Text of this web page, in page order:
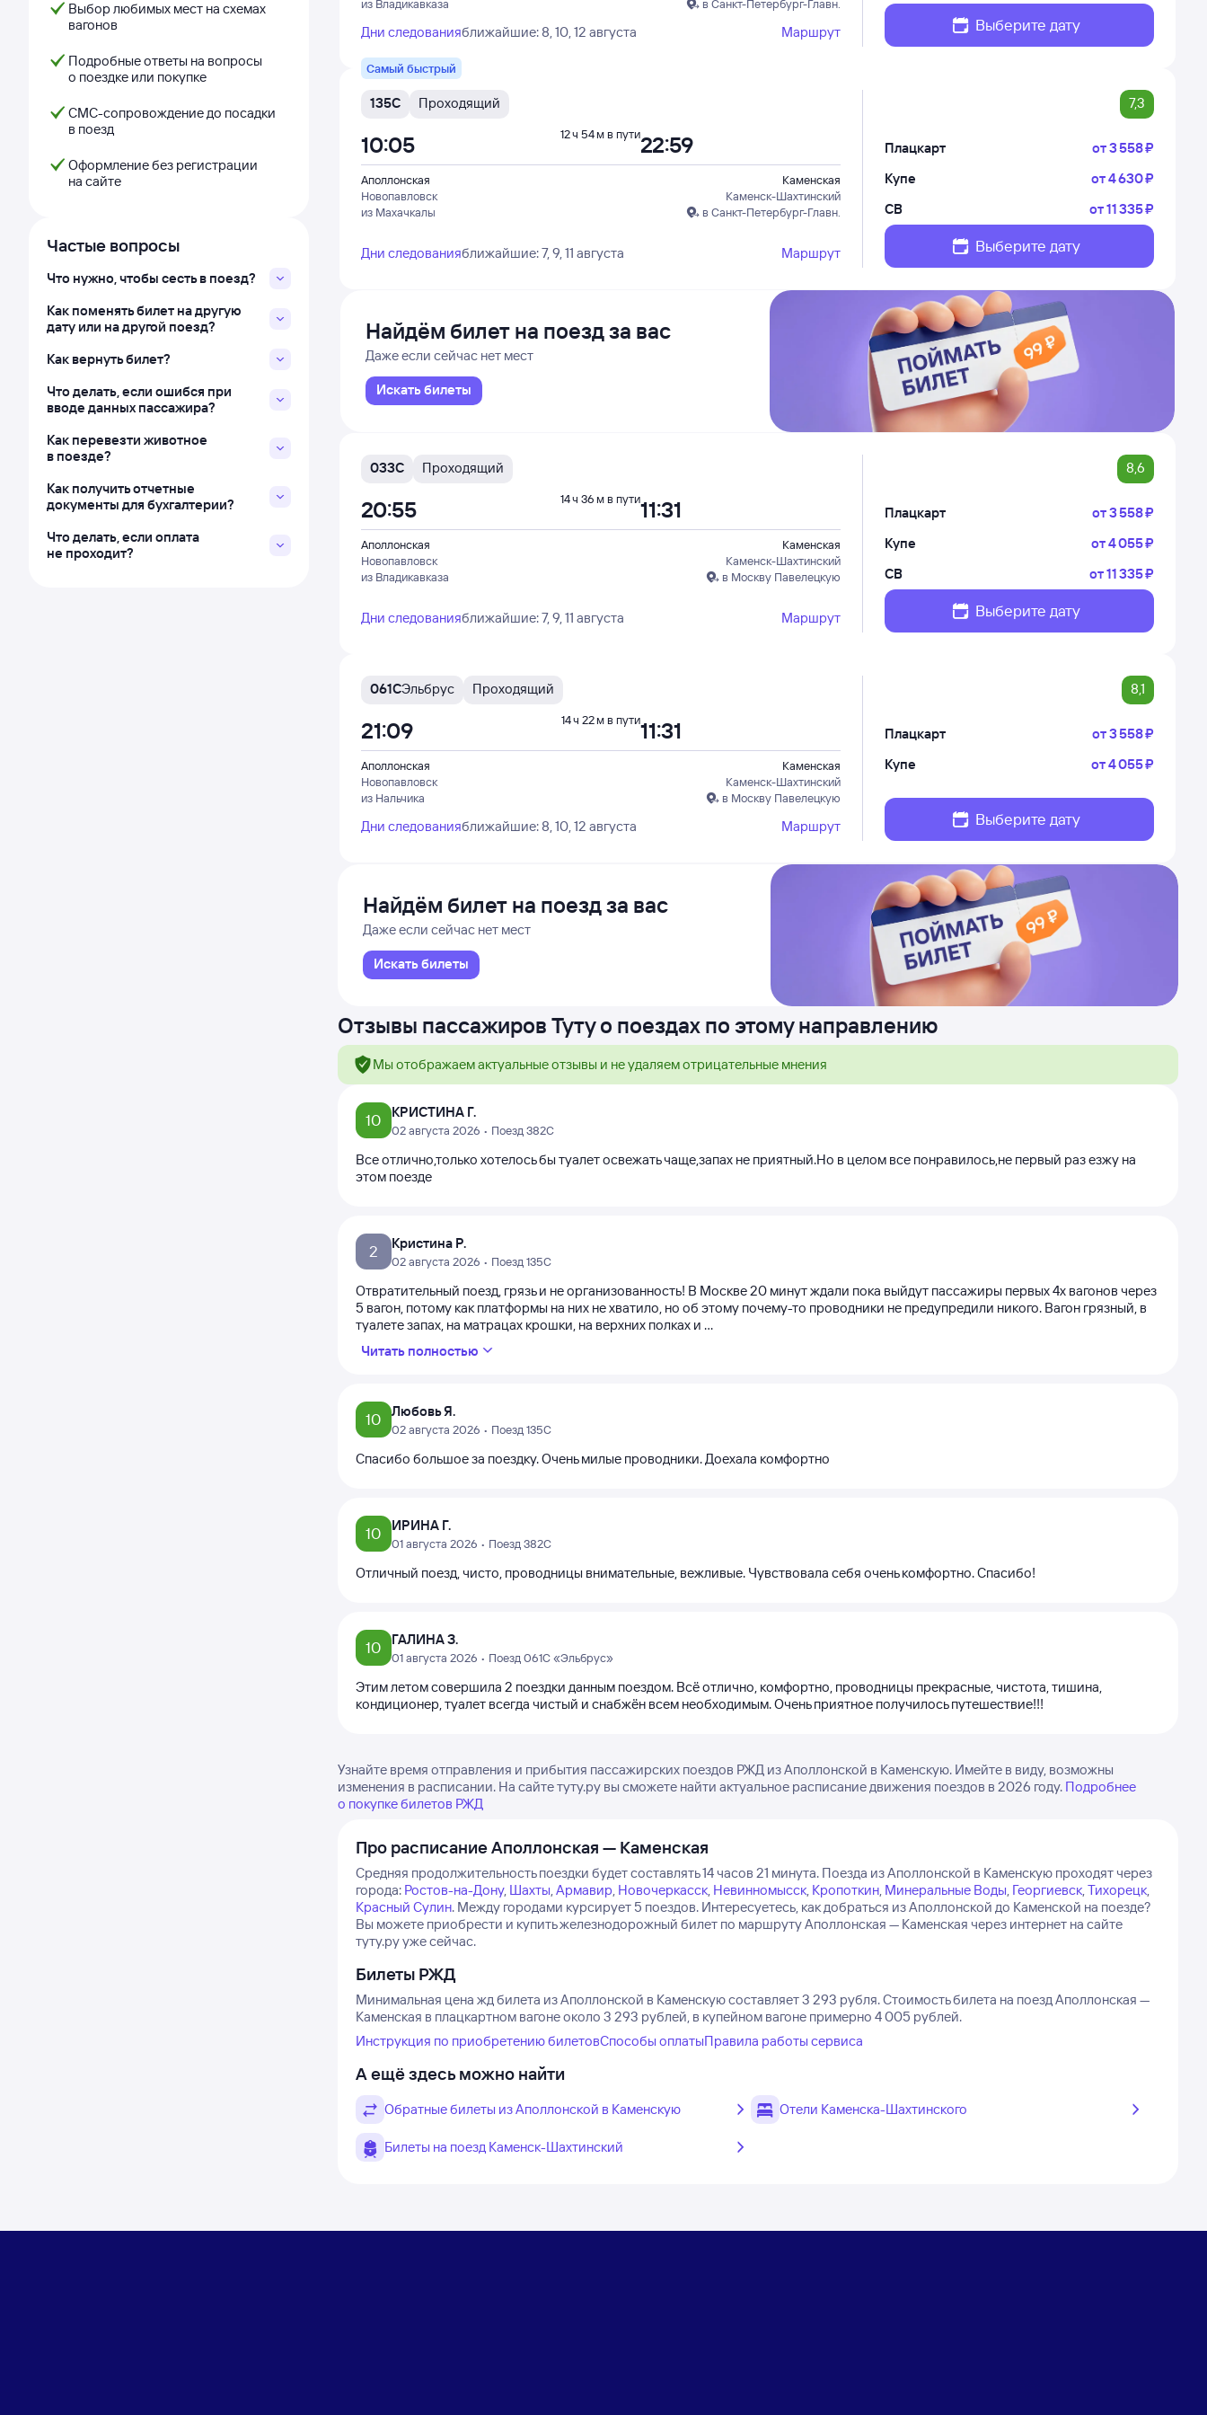
Выбор любимых мест на схемах
вагонов
Подробные ответы на вопросы
о поездке или покупке
СМС-сопровождение до посадки
в поезд
Оформление без регистрации
на сайте
Частые вопросы
Что нужно, чтобы сесть в поезд?
Как поменять билет на другую
дату или на другой поезд?
Как вернуть билет?
Что делать, если ошибся при
вводе данных пассажира?
Как перевезти животное
в поезде?
Как получить отчетные
документы для бухгалтерии?
Что делать, если оплата
не проходит?
из Владикавказа
в Санкт-Петербург-Главн.
Дни следованияближайшие: 8, 10, 12 августа Маршрут Выберите дату
Самый быстрый
135С Проходящий 7,3
Аполлонская
Новопавловск
из Махачкалы
Каменская
Каменск-Шахтинский
в Санкт-Петербург-Главн.
10:05 22:59
12 ч 54 м в пути
Дни следованияближайшие: 7, 9, 11 августа Маршрут
Плацкарт от3 ⁠558 ⁠₽
Купе
от4 ⁠630 ⁠₽
СВ
от11 ⁠335 ⁠₽
Выберите дату
Найдём билет на поезд за вас
Даже если сейчас нет мест
Искать билеты
033С Проходящий 8,6
Аполлонская
Новопавловск
из Владикавказа
Каменская
Каменск-Шахтинский
в Москву Павелецкую
20:55 11:31
14 ч 36 м в пути
Дни следованияближайшие: 7, 9, 11 августа Маршрут
Плацкарт от3 ⁠558 ⁠₽
Купе
от4 ⁠055 ⁠₽
СВ
от11 ⁠335 ⁠₽
Выберите дату
061СЭльбрус Проходящий 8,1
Аполлонская
Новопавловск
из Нальчика
Каменская
Каменск-Шахтинский
в Москву Павелецкую
21:09 11:31
14 ч 22 м в пути
Дни следованияближайшие: 8, 10, 12 августа Маршрут
Плацкарт от3 ⁠558 ⁠₽
Купе
от4 ⁠055 ⁠₽
Выберите дату
Найдём билет на поезд за вас
Даже если сейчас нет мест
Искать билеты
Отзывы пассажиров Туту о поездах по этому направлению
Мы отображаем актуальные отзывы и не удаляем отрицательные мнения
10 КРИСТИНА Г.
02 августа 2026 • Поезд 382С
Все отлично,только хотелось бы туалет освежать чаще,запах не приятный.Но в целом все понравилось,не первый раз езжу на
этом поезде
2 Кристина Р.
02 августа 2026 • Поезд 135С
Отвратительный поезд, грязь и не организованность! В Москве 20 минут ждали пока выйдут пассажиры первых 4х вагонов через
5 вагон, потому как платформы на них не хватило, но об этому почему-то проводники не предупредили никого. Вагон грязный, в
туалете запах, на матрацах крошки, на верхних полках и ...
Читать полностью
10 Любовь Я.
02 августа 2026 • Поезд 135С
Спасибо большое за поездку. Очень милые проводники. Доехала комфортно
10 ИРИНА Г.
01 августа 2026 • Поезд 382С
Отличный поезд, чисто, проводницы внимательные, вежливые. Чувствовала себя очень комфортно. Спасибо!
10 ГАЛИНА З.
01 августа 2026 • Поезд 061С «Эльбрус»
Этим летом совершила 2 поездки данным поездом. Всё отлично, комфортно, проводницы прекрасные, чистота, тишина,
кондиционер, туалет всегда чистый и снабжён всем необходимым. Очень приятное получилось путешествие!!!
Узнайте время отправления и прибытия пассажирских поездов РЖД из Аполлонской в Каменскую. Имейте в виду, возможны
изменения в расписании. На сайте туту.ру вы сможете найти актуальное расписание движения поездов в 2026 году. Подробнее
о покупке билетов РЖД
Про расписание Аполлонская — Каменская
Средняя продолжительность поездки будет составлять 14 часов 21 минута. Поезда из Аполлонской в Каменскую проходят через
города: Ростов-на-Дону, Шахты,Армавир, Новочеркасск, Невинномысск, Кропоткин, Минеральные Воды, Георгиевск,Тихорецк,
Красный Сулин. Между городами курсирует 5 поездов. Интересуетесь, как добраться из Аполлонской до Каменской на поезде?
Вы можете приобрести и купить железнодорожный билет по маршруту Аполлонская — Каменская через интернет на сайте
туту.ру уже сейчас.
Билеты РЖД
Минимальная цена жд билета из Аполлонской в Каменскую составляет 3 293 рубля.Стоимость билета на поезд Аполлонская —
Каменская в плацкартном вагоне около 3 293 рублей, в купейном вагоне примерно 4 005 рублей.
Инструкция по приобретению билетовСпособы оплатыПравила работы сервиса
А ещё здесь можно найти
Обратные билеты из Аполлонской в Каменскую Отели Каменска-Шахтинского
Билеты на поезд Каменск-Шахтинский